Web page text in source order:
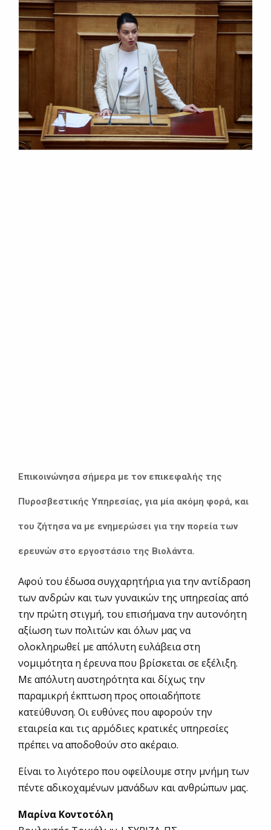
Επικοινώνησα σήμερα με τον επικεφαλής της
Πυροσβεστικής Υπηρεσίας, για μία ακόμη φορά, και
του ζήτησα να με ενημερώσει για την πορεία των
ερευνών στο εργοστάσιο της Βιολάντα.
Αφού του έδωσα συγχαρητήρια για την αντίδραση
των ανδρών και των γυναικών της υπηρεσίας από
την πρώτη στιγμή, του επισήμανα την αυτονόητη
αξίωση των πολιτών και όλων μας να
ολοκληρωθεί με απόλυτη ευλάβεια στη
νομιμότητα η έρευνα που βρίσκεται σε εξέλιξη.
Με απόλυτη αυστηρότητα και δίχως την
παραμικρή έκπτωση προς οποιαδήποτε
κατεύθυνση. Οι ευθύνες που αφορούν την
εταιρεία και τις αρμόδιες κρατικές υπηρεσίες
πρέπει να αποδοθούν στο ακέραιο.
Είναι το λιγότερο που οφείλουμε στην μνήμη των
πέντε αδικοχαμένων μανάδων και ανθρώπων μας.
Μαρίνα Κοντοτόλη